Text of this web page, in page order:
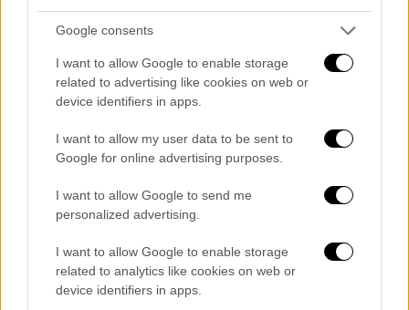
Google consents
I want to allow Google to enable storage
related to advertising like cookies on web or
device identifiers in apps.
I want to allow my user data to be sent to
Google for online advertising purposes.
I want to allow Google to send me
personalized advertising.
I want to allow Google to enable storage
related to analytics like cookies on web or
device identifiers in apps.
Αθλητισμός |17.11.2024 22:36
Basket League: Πέρασε απ' την έδρα του
ΠΑΟΚ με διαφορά 30 πόντων ο
Ολυμπιακός
Ο Ολυμπιακός νίκησε με 90-60 τον ΠΑΟΚ